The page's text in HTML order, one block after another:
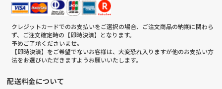
クレジットカードでのお支払いをご選択の場合、ご注文商品の納期に関わら
ず、ご注文確定時の【即時決済】となります。
予めご了承くださいませ。
【即時決済】をご希望でないお客様は、大変恐れ入りますが他のお支払い方
法をお選びいただきますようお願いいたします。
配送料金について